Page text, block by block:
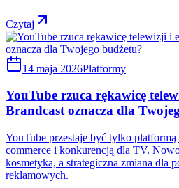
Czytaj
14 maja 2026Platformy
YouTube rzuca rękawicę
Brandcast oznacza dla
YouTube przestaje być tylko platformą
commerce i konkurencją dla TV.
kosmetyka, a strategiczna zmiana dla
reklamowych.